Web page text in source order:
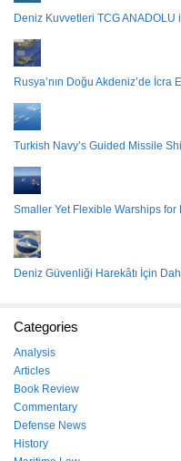
Deniz Kuvvetleri TCG
Rusya’nın Doğu Akdeniz’de İcra
Turkish Navy’s Guided Missile
Smaller Yet Flexible Warships
Deniz Güvenliği Harekâtı İçin
Categories
Analysis
Articles
Book Review
Commentary
Defense News
History